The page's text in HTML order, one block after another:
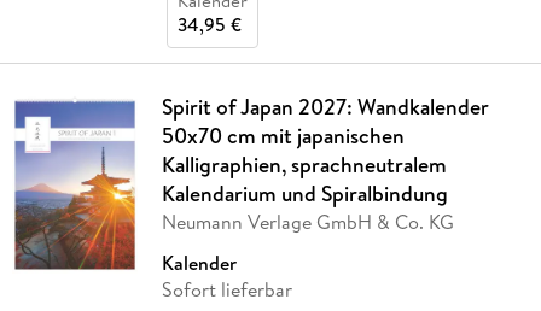
34,95 €
Spirit of Japan 2027: Wandkalender
50x70 cm mit japanischen
Kalligraphien, sprachneutralem
Kalendarium und Spiralbindung
Neumann Verlage GmbH & Co. KG
Kalender
Sofort lieferbar